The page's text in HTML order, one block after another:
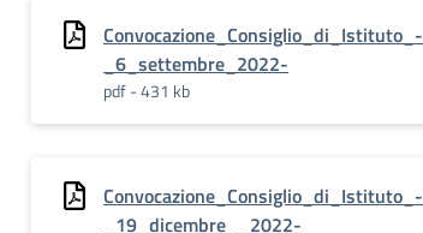
Convocazione_Consiglio_di_Istituto_-
_6_settembre_2022-
pdf - 431 kb
Convocazione_Consiglio_di_Istituto_-
_19_dicembre__2022-